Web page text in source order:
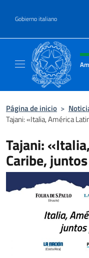
Gobierno italiano
Página de inicio >
Tajani: «Italia, América
Tajani:
Caribe,